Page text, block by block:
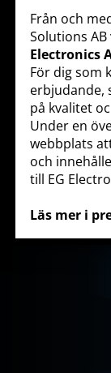
Från och
Solutions
Electronics
För dig som
erbjudande,
på kvalitet
Under en
webbplats
och
till EG
Läs mer i